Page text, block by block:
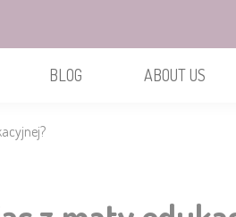
BLOG ABOUT US